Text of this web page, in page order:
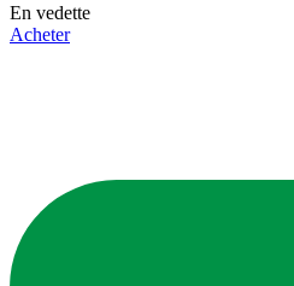
En vedette
Acheter